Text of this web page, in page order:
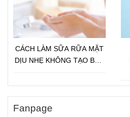
CÁCH LÀM SỮA RỮA MẶT
DỊU NHẸ KHÔNG TẠO BỌT
Fanpage